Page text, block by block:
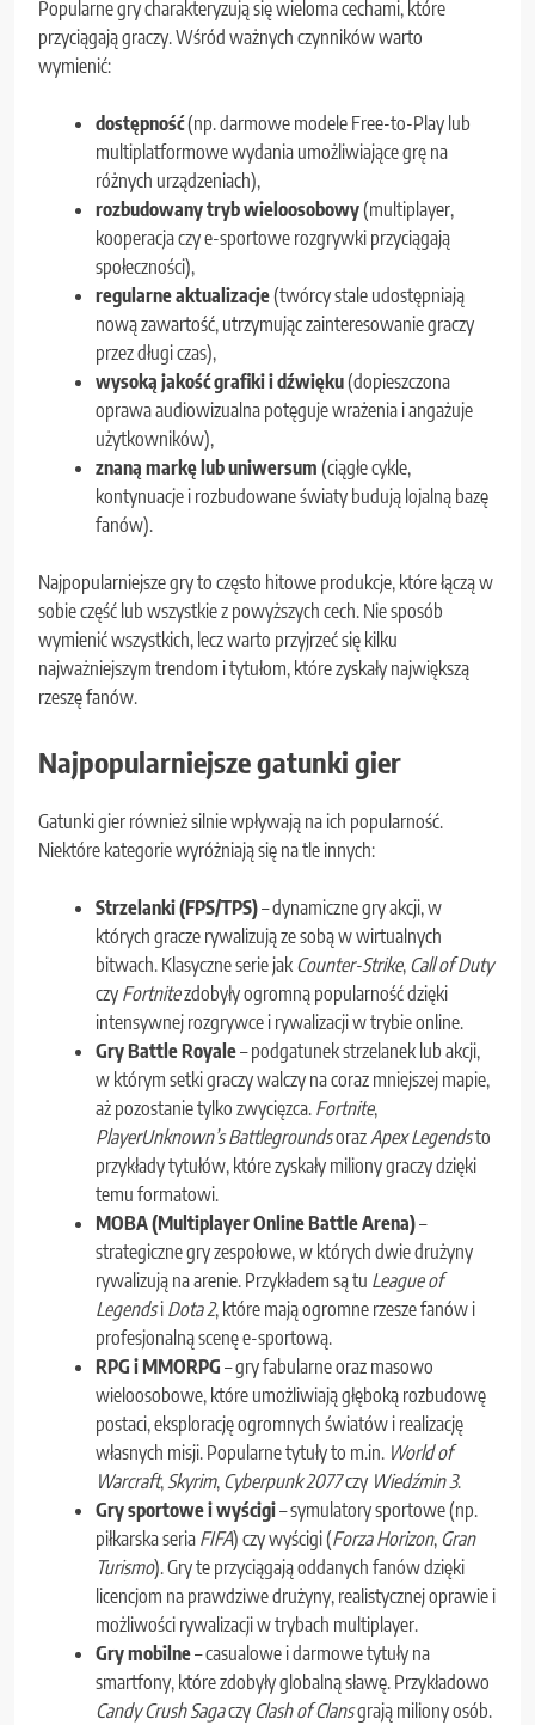
Popularne gry charakteryzują się wieloma cechami, które
przyciągają graczy. Wśród ważnych czynników warto
wymienić:
dostępność(np. darmowe modele Free-to-Play lub
multiplatformowe wydania umożliwiające grę na
różnych urządzeniach),
rozbudowany tryb wieloosobowy(multiplayer,
kooperacja czy e-sportowe rozgrywki przyciągają
społeczności),
regularne aktualizacje(twórcy stale udostępniają
nową zawartość, utrzymując zainteresowanie graczy
przez długi czas),
wysoką jakość grafiki i dźwięku(dopieszczona
oprawa audiowizualna potęguje wrażenia i angażuje
użytkowników),
znaną markę lub uniwersum (ciągłe cykle,
kontynuacje i rozbudowane światy budują lojalną bazę
fanów).
Najpopularniejsze gry to często hitowe produkcje, które łączą w
sobie część lub wszystkie z powyższych cech. Nie sposób
wymienić wszystkich, lecz warto przyjrzeć się kilku
najważniejszym trendom i tytułom, które zyskały największą
rzeszę fanów.
Najpopularniejsze gatunki gier
Gatunki gier również silnie wpływają na ich popularność.
Niektóre kategorie wyróżniają się na tle innych:
Strzelanki (FPS/TPS)– dynamiczne gry akcji, w
których gracze rywalizują ze sobą w wirtualnych
bitwach. Klasyczne serie jak Counter-Strike, Call of Duty
czy Fortnitezdobyły ogromną popularność dzięki
intensywnej rozgrywce i rywalizacji w trybie online.
Gry Battle Royale– podgatunek strzelanek lub akcji,
w którym setki graczy walczy na coraz mniejszej mapie,
aż pozostanie tylko zwycięzca. Fortnite,
PlayerUnknown’s Battlegroundsoraz Apex Legendsto
przykłady tytułów, które zyskały miliony graczy dzięki
temu formatowi.
MOBA (Multiplayer Online Battle Arena)–
strategiczne gry zespołowe, w których dwie drużyny
rywalizują na arenie. Przykładem są tu League of
Legendsi Dota 2, które mają ogromne rzesze fanów i
profesjonalną scenę e-sportową.
RPG i MMORPG – gry fabularne oraz masowo
wieloosobowe, które umożliwiają głęboką rozbudowę
postaci, eksplorację ogromnych światów i realizację
własnych misji. Popularne tytuły to m.in. World of
Warcraft, Skyrim, Cyberpunk 2077czy Wiedźmin 3.
Gry sportowe i wyścigi– symulatory sportowe (np.
piłkarska seria FIFA) czy wyścigi (Forza Horizon, Gran
Turismo). Gry te przyciągają oddanych fanów dzięki
licencjom na prawdziwe drużyny, realistycznej oprawie i
możliwości rywalizacji w trybach multiplayer.
Gry mobilne– casualowe i darmowe tytuły na
smartfony, które zdobyły globalną sławę. Przykładowo
Candy Crush Sagaczy Clash of Clansgrają miliony osób.